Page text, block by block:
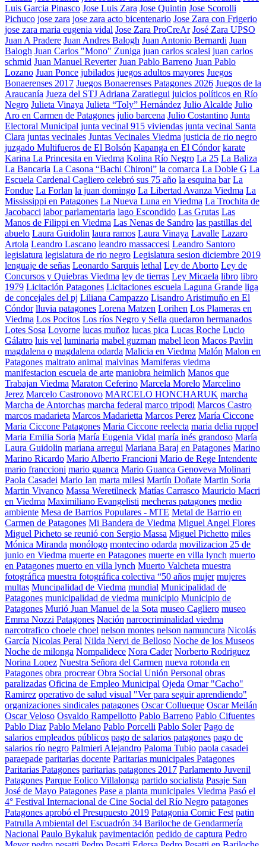
Luis Garcia Pinasco Jose Luis Zara Jose Quintin Jose Scorolli
Pichuco jose zara jose zara acto bicentenario Jose Zara con Frigerio
jose zara maria eugenia vidal Jose Zara ProCreAr José Zara UPSO
Juan A Pradere Juan Andres Balogh Juan Antonio Bernardi Juan
Balogh Juan Carlos "Mono" Zuniga juan carlos scalesi juan carlos
schmid Juan Manuel Reverter Juan Pablo Barreno Juan Pablo
Lozano Juan Ponce jubilados juegos adultos mayores Juegos
Bonaerenses 2017 Juegos Bonaerenses Patagones 2026 Juegos de la
Araucanía Jueza del STJ Adriana Zaratiegui juicios políticos en Río
Negro Julieta Vinaya Julieta “Toly” Hernández Julio Alcalde Julio
Aro en Carmen de Patagones julio barcena Julio Costantino Junta
Electoral Municipal junta vecinal 915 viviendas junta vecinal Santa
Clara juntas vecinales Juntas Vecinales Viedma justicia de rio negro
juzgado Multifueros de El Bolsón Kapanga en El Cóndor karate
Karina La Princesita en Viedma Kolina Río Negro La 25 La Baliza
La Bancaria La Casona “Bachi Chironi” la comarca La Doble G La
Escuela Cardenal Cagliero celebró sus 75 año la esquina bar La
Fondue La Forlan la juan domingo La Libertad Avanza Viedma La
Mississippi en Patagones La Nueva Luna en Viedma La Trochita de
Jacobacci labor parlamentaria lago Escondido Las Grutas Las
Manos de Filippi en Viedma Las Nenas de Sandro las pastillas del
abuelo Laura Guidolin laura ramos Laura Vinaya Lavalle Lazaro
Artola Leandro Lascano leandro massaccesi Leandro Santoro
legislatura legislatura de rio negro Legislatura sesion diciembre 2019
lenguaje de señas Leonardo Sarquis lethal Ley de Aborto Ley de
Concursos y Quiebras Viedma ley de tierras Ley Micaela libro libro
1979 Licitación Patagones Licitaciones escuela Laguna Grande liga
de concejales del pj Liliana Campazzo Lisandro Aristimuño en El
Cóndor lluvia patagones Lorena Matzen Lorihen Los Plameras en
Viedma Los Pocitos Los ríos Negro y Sella quedaron hermanados
Lotes Sosa Lovorne lucas muñoz lucas pica Lucas Roche Lucio
Gálatro luis vel luminaria mabel guzman mabel leon Macos Pavlin
magdalena o magdalena odarda Malicia en Viedma Malón Malon en
Patagones maltrato animal malvinas Mamiferas viedma
manifestacion escuela de arte maniobra heimlich Manos que
Trabajan Viedma Maraton Ceferino Marcela Morelo Marcelino
Jerez Marcelo Castronovo MARCELO HONCHARUK marcha
Marcha de Antorchas marcha federal marco tripodi Marcos Castro
marcos madarieta Marcos Madarietta Marcos Perez María Ciccone
Maria Ciccone Patagones Maria Ciccone reelecta maria delia ruppel
Maria Emilia Soria María Eugenia Vidal maría inés grandoso María
Laura Guidolin mariana arregui Mariana Baraj en Patagones Marino
Marino Ricardo Mario Alberto Francioni Mario de Rege Intendente
mario franccioni mario guanca Mario Guanca Genoveva Molinari
Paola Casadei Mario Ian marta milesi Martín Doñate Martin Soria
Martin Vivanco Massa Weretilneck Matías Carrasco Mauricio Macri
en Viedma Maximiliano Evangelisti mecheras patagones medio
ambiente Mesa de Barrios Populares - MTE Metal de Barrio en
Carmen de Patagones Mi Bandera de Viedma Miguel Angel Flores
Miguel Picheto se reunió con Sergio Massa Miguel Pichetto miles
Mónica Miranda monólogo montecino odarda movilizacion 25 de
junio en Viedma muerte en Patagones muerte en villa lynch muerto
en Patagones muerto en villa lynch Muerto Valcheta muestra
fotográfica muestra fotográfica colectiva “50 años mujer mujeres
multas Muncipalidad de Viedma mundial Municipalidad de
Patagones municipalidad de viedma municipio Municipio de
Patagones Murió Juan Manuel de la Sota museo Cagliero museo
Emma Nozzi Patagones Nación narcocriminalidad viedma
narcotrafico choele choel nelson montes nelson namuncura Nicolás
García Nicolas Peral Nilda Nervi de Belloso Noche de los Museos
Noche de milonga Nompalidece Nora Cader Norberto Rodriguez
Norina Lopez Nuestra Señora del Carmen nueva rotonda en
Patagones obra procrear Obra Social Unión Personal obras
paralizadas Oficina de Empleo Municipal Ojeda Omar "Cacho"
Ramirez operativo de salud visual "Ver para seguir aprendiendo"
organizaciones sindicales patagones Oscar Collueque Oscar Meilán
Oscar Veloso Osvaldo Rampellotto Pablo Barreno Pablo Cifuentes
Pablo Diaz Pablo Melano Pablo Porcelli Pablo Soler Pago de
salarios empleados públicos pago de salarios patagones pago de
salarios río negro Palmieri Alejandro Paloma Tubio paola casadei
paraepade paritarias docente Paritarias municipales Patagones
Paritarias Patagones paritarias patagones 2017 Parlamento Juvenil
Patagones Parque Eolico Villalonga partido socialista Pasaje San
José de Mayo Patagones Pase a planta municipales Viedma Pasó el
4° Festival Internacional de Cine Social del Río Negro patagones
Patagones aprobó el Presupuesto 2019 Patagonia Comic Fest patin
Patrulla Ambiental del Escuadrón 34 Bariloche de Gendarmería
Nacional Paulo Bykaluk pavimentación pedido de captura Pedro